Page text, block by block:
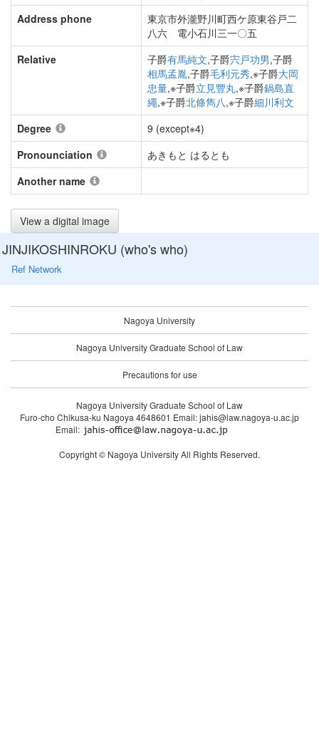
Address phone
東京市外瀧野川町西ケ原東谷戸二
八六 電小石川三一〇五
Relative
子爵有馬純文,子爵宍戸功男,子爵
相馬孟胤,子爵毛利元秀,※子爵大岡
忠量,※子爵立見豐丸,※子爵鍋島直
繩,※子爵北條雋八,※子爵細川利文
Degree
9 (except※4)
Pronounciation
あきもと はるとも
Another name
View a digital image
JINJIKOSHINROKU (who's who)
Ref Network
Nagoya University
Nagoya University Graduate School of Law
Precautions for use
Nagoya University Graduate School of Law
Furo-cho Chikusa-ku Nagoya 4648601 Email: jahis@law.nagoya-u.ac.jp
Email:
Copyright © Nagoya University All Rights Reserved.